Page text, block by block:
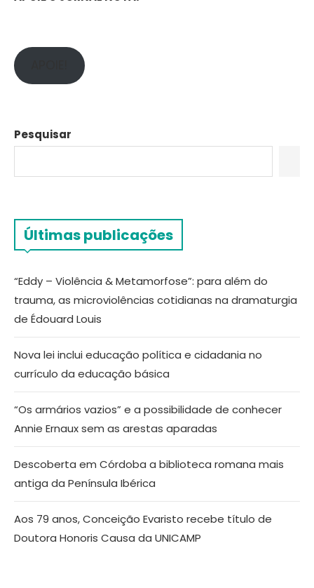
Pesquisar
Últimas publicações
“Eddy – Violência & Metamorfose”: para além do
trauma, as microviolências cotidianas na dramaturgia
de Édouard Louis
Nova lei inclui educação política e cidadania no
currículo da educação básica
“Os armários vazios” e a possibilidade de conhecer
Annie Ernaux sem as arestas aparadas
Descoberta em Córdoba a biblioteca romana mais
antiga da Península Ibérica
Aos 79 anos, Conceição Evaristo recebe título de
Doutora Honoris Causa da UNICAMP